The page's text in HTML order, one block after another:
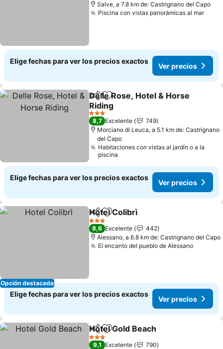
Salve, a 7.8 km de: Castrignano del Capo
Piscina con vistas panorámicas al marVer
Elige fechas para ver los precios exactos
Ver precios
CompartirAgregar a favoritos
Delle Rose, Hotel & Horse
Riding
Ver precios
3 Estrellas
8,7 Excelente
749
Morciano di Leuca, a 5.1 km de: Castrignano
del Capo
Habitaciones con vistas al jardín o a la
piscina
Elige fechas para ver los precios exactos
Ver precios
Opción destacada
CompartirAgregar a favoritos
Hotel Colibrì
3 Estrellas
8,6 Excelente
442
Alessano, a 6.8 km de: Castrignano del Capo
El encanto del pueblo de AlessanoVer
Elige fechas para ver los precios exactos
Ver precios
CompartirAgregar a favoritos
Hotel Gold Beach
3 Estrellas
9,1 Excelente
790